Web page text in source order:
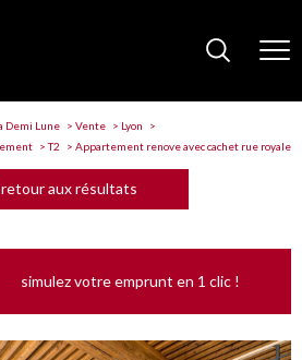
Demi Lune Vente
Lyon
T2 Appartement renove avec cachet rue royale
retour aux résultats
simulez votre emprunt en 1 clic !